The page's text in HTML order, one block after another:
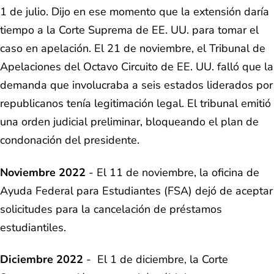
1 de julio. Dijo en ese momento que la extensión daría
tiempo a la Corte Suprema de EE. UU. para tomar el
caso en apelación. El 21 de noviembre, el Tribunal de
Apelaciones del Octavo Circuito de EE. UU. falló que la
demanda que involucraba a seis estados liderados por
republicanos tenía legitimación legal. El tribunal emitió
una orden judicial preliminar, bloqueando el plan de
condonación del presidente.
Noviembre 2022 - El 11 de noviembre, la oficina de
Ayuda Federal para Estudiantes (FSA) dejó de aceptar
solicitudes para la cancelación de préstamos
estudiantiles.
Diciembre 2022 - El 1 de diciembre, la Corte